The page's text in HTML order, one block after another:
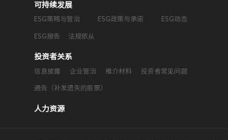
可持续发展
ESG策略与管治 ESG政策与承诺 ESG动态
ESG报告 法规依从
投资者关系
信息披露 企业管治 推介材料 投资者常见问题
通告（补发遗失的股票）
人力资源